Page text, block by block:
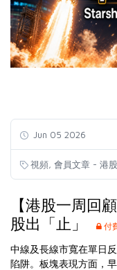
Jun 05 2026
視頻 會員文章 - 港股
【港股一周回
股出「止」
付
中線及長線市寬在單日
陷阱。板塊表現方面，